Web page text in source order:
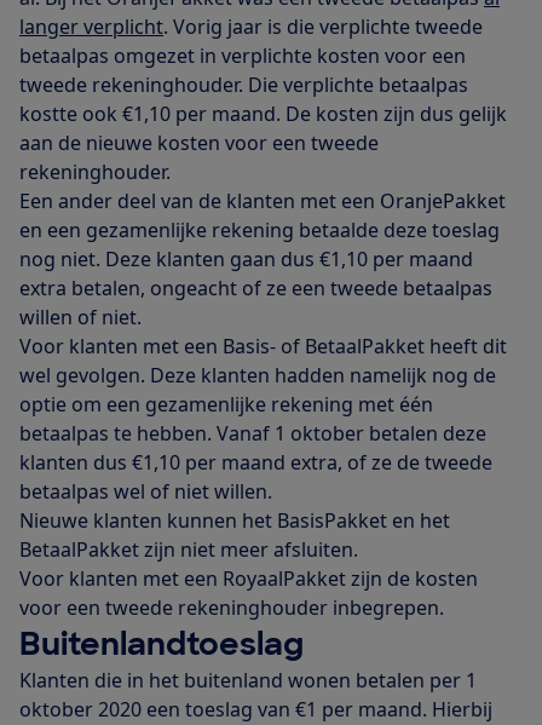
langer verplicht. Vorig jaar is die verplichte tweede
betaalpas omgezet in verplichte kosten voor een
tweede rekeninghouder. Die verplichte betaalpas
kostte ook €1,10 per maand. De kosten zijn dus gelijk
aan de nieuwe kosten voor een tweede
rekeninghouder.
Een ander deel van de klanten met een OranjePakket
en een gezamenlijke rekening betaalde deze toeslag
nog niet. Deze klanten gaan dus €1,10 per maand
extra betalen, ongeacht of ze een tweede betaalpas
willen of niet.
Voor klanten met een Basis- of BetaalPakket heeft dit
wel gevolgen. Deze klanten hadden namelijk nog de
optie om een gezamenlijke rekening met één
betaalpas te hebben. Vanaf 1 oktober betalen deze
klanten dus €1,10 per maand extra, of ze de tweede
betaalpas wel of niet willen.
Nieuwe klanten kunnen het BasisPakket en het
BetaalPakket zijn niet meer afsluiten.
Voor klanten met een RoyaalPakket zijn de kosten
voor een tweede rekeninghouder inbegrepen.
Buitenlandtoeslag
Klanten die in het buitenland wonen betalen per 1
oktober 2020 een toeslag van €1 per maand. Hierbij